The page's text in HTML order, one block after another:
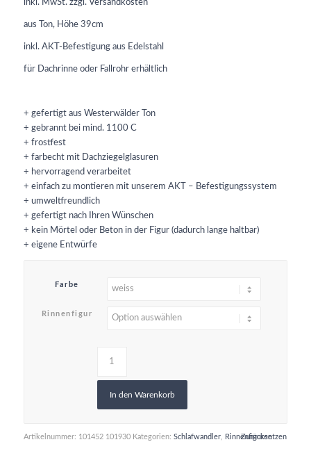
inkl. MwSt. zzgl. Versandkosten
aus Ton, Höhe 39cm
inkl. AKT-Befestigung aus Edelstahl
für Dachrinne oder Fallrohr erhältlich
+ gefertigt aus Westerwälder Ton
+ gebrannt bei mind. 1100 C
+ frostfest
+ farbecht mit Dachziegelglasuren
+ hervorragend verarbeitet
+ einfach zu montieren mit unserem AKT – Befestigungssystem
+ umweltfreundlich
+ gefertigt nach Ihren Wünschen
+ kein Mörtel oder Beton in der Figur (dadurch lange haltbar)
+ eigene Entwürfe
Farbe
Rinnenfigur
Zurücksetzen
In den Warenkorb
Artikelnummer: 101452 101930 Kategorien: Schlafwandler, Rinnenfiguren